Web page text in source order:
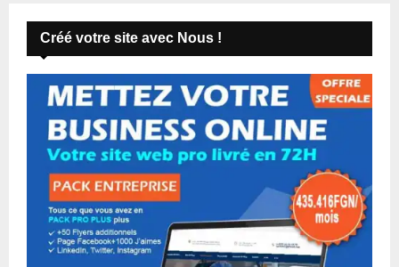
Créé votre site avec Nous !